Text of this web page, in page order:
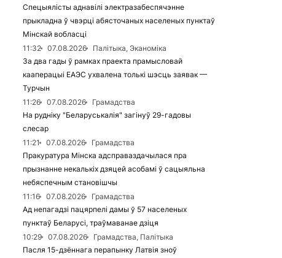
Спецыялісты аднавілі электразабеспячэнне
прыкладна ў чвэрці абясточаных населеных пунктаў
Мінскай вобласці
11:32
07.08.2026
Палітыка, Эканоміка
За два гады ў рамках праекта прамысловай
кааперацыі ЕАЭС ухвалена толькі шэсць заявак —
Турчын
11:26
07.08.2026
Грамадства
На рудніку "Беларуськалія" загінуў 29-гадовы
слесар
11:21
07.08.2026
Грамадства
Пракуратура Мінска адсправаздачылася пра
прызнанне некалькіх дзяцей асобамі ў сацыяльна
небяспечным становішчы
11:16
07.08.2026
Грамадства
Ад непагадзі пацярпелі дамы ў 57 населеных
пунктаў Беларусі, траўмаванае дзіця
10:29
07.08.2026
Грамадства, Палітыка
Пасля 15-дзённага перапынку Латвія зноў